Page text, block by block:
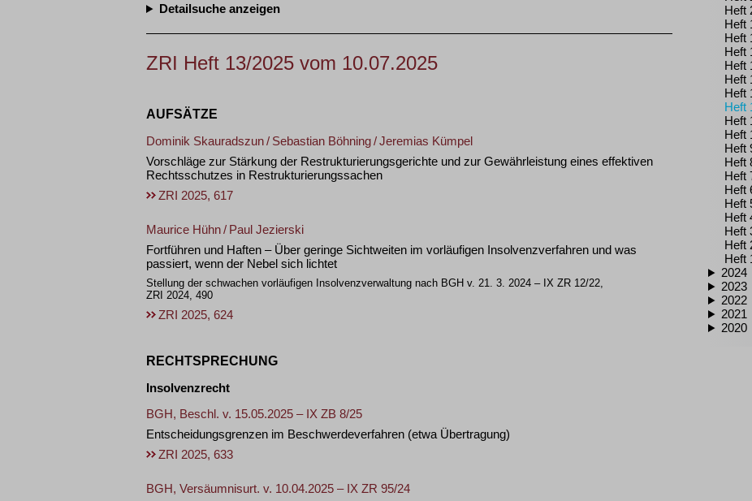
Detailsuche
ZRI Heft 13/2025 vom 10.07.2025
AUFSÄTZE
Dominik Skauradszun/ Sebastian Böhning/Jeremias Kümpel
Vorschläge zur Stärkung der Restrukturierungsgerichte und zur Gewährleistung eines effektiven
Rechtsschutzes in Restrukturierungssachen
ZRI 2025, 617
Maurice Hühn/ Paul Jezierski
Fortführen und Haften – Über geringe Sichtweiten im vorläufigen Insolvenzverfahren und was
passiert, wenn der Nebel sich lichtet
Stellung der schwachen vorläufigen Insolvenzverwaltung nach BGH v. 21. 3. 2024 – IX ZR 12/22,
ZRI 2024, 490
ZRI 2025, 624
RECHTSPRECHUNG
Insolvenzrecht
BGH, Beschl. v. 15.05.2025 – IX ZB 8/25
Entscheidungsgrenzen im Beschwerdeverfahren (etwa Übertragung)
ZRI 2025, 633
BGH, Versäumnisurt. v. 10.04.2025 – IX ZR 95/24
Heft
Heft
Heft
Heft
Heft
Heft
Heft
Heft
Heft
Heft
Heft
Heft
Heft
Heft
Heft
Heft
Heft
Heft
Heft
2024
2023
2022
2021
2020